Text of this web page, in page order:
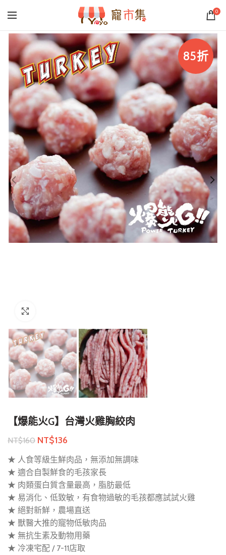
0
85折
【爆能火G】台灣火雞胸絞肉
NT$160 NT$136
★ 人食等級生鮮肉品，無添加無調味
★ 適合自製鮮食的毛孩家長
★ 肉類蛋白質含量最高，脂肪最低
★ 易消化、低致敏，有食物過敏的毛孩都應試試火雞
★ 絕對新鮮，農場直送
★ 獸醫大推的寵物低敏肉品
★ 無抗生素及動物用藥
★ 冷凍宅配 / 7-11店取